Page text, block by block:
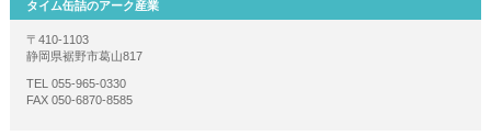
タイム缶詰のアーク産業
〒410-1103
静岡県裾野市葛山817
TEL 055-965-0330
FAX 050-6870-8585